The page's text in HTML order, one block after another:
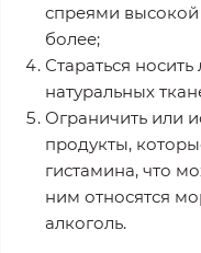
спреями
более;
Стараться
натуральных
Ограничить или
продукты,
гистамина, что
ним относятся
алкоголь.